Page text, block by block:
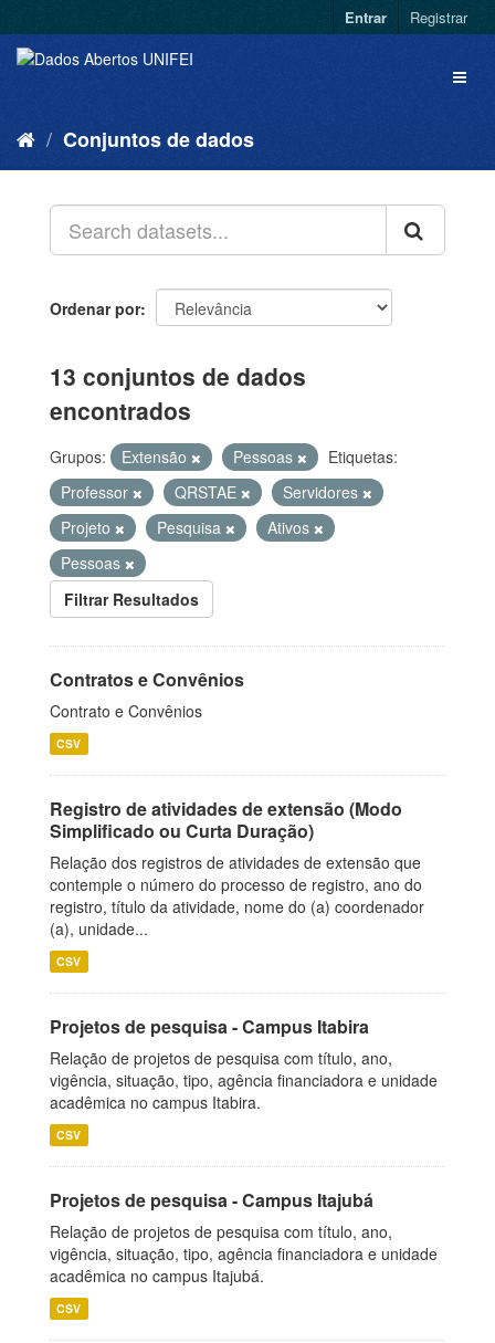
Entrar Registrar
Conjuntos de dados
Ordenar por
13 conjuntos de dados
encontrados
Grupos: Extensão Pessoas
Etiquetas:
Professor
QRSTAE
Servidores
Projeto
Pesquisa
Ativos
Pessoas
Filtrar Resultados
Contratos e Convênios
Contrato e Convênios
CSV
Registro de atividades de extensão (Modo
Simplificado ou Curta Duração)
Relação dos registros de atividades de extensão que
contemple o número do processo de registro, ano do
registro, título da atividade, nome do (a) coordenador
(a), unidade...
CSV
Projetos de pesquisa - Campus Itabira
Relação de projetos de pesquisa com título, ano,
vigência, situação, tipo, agência financiadora e unidade
acadêmica no campus Itabira.
CSV
Projetos de pesquisa - Campus Itajubá
Relação de projetos de pesquisa com título, ano,
vigência, situação, tipo, agência financiadora e unidade
acadêmica no campus Itajubá.
CSV